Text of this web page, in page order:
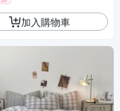
加入購物車